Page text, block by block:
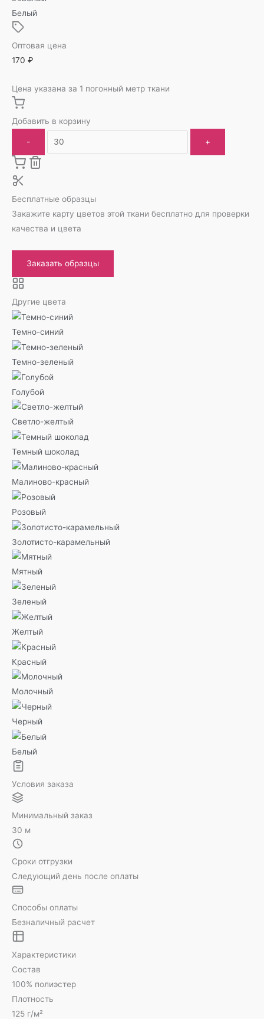
Белый
Оптовая цена
170 ₽
Цена указана за 1 погонный метр ткани
Добавить в корзину
- +
Бесплатные образцы
Закажите карту цветов этой ткани бесплатно для проверки
качества и цвета
Заказать образцы
Другие цвета
Темно-синий
Темно-зеленый
Голубой
Светло-желтый
Темный шоколад
Малиново-красный
Розовый
Золотисто-карамельный
Мятный
Зеленый
Желтый
Красный
Молочный
Черный
Белый
Условия заказа
Минимальный заказ
30 м
Сроки отгрузки
Следующий день после оплаты
Способы оплаты
Безналичный расчет
Характеристики
Состав
100% полиэстер
Плотность
125 г/м²